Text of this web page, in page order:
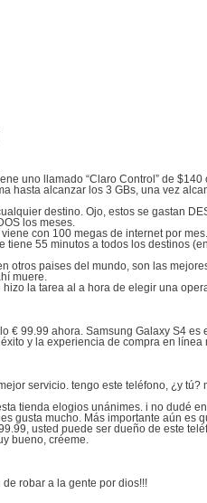
uno llamado “Claro Control” de $140
hasta alcanzar los 3 GBs, una vez
destino. Ojo, estos se gastan
los meses.
con 100 megas de internet por
tiene 55 minutos a todos los destinos (en
otros paises del mundo, son las
muere.
la tarea al a hora de elegir una
€ 99.99 ahora. Samsung Galaxy S4 es
y la experiencia de compra en línea
servicio. tengo este teléfono, ¿y tú?
tienda elogios unánimes. i no dudé en
gusta mucho. Más importante aún es
usted puede ser dueño de este
bueno, créeme.
robar a la gente por dios!!!